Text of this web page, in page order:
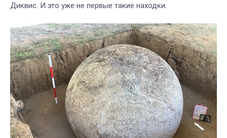
Диквис. И это уже не первые такие находки.